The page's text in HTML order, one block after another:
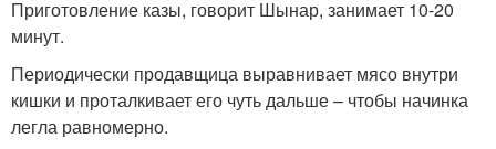
Приготовление казы, говорит Шынар, занимает 10-20
минут.
Периодически продавщица выравнивает мясо внутри
кишки и проталкивает его чуть дальше – чтобы начинка
легла равномерно.